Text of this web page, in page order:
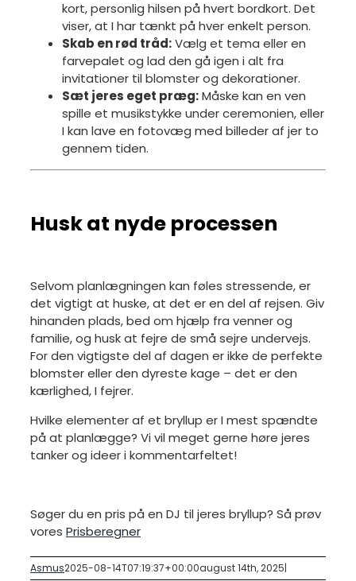
kort, personlig hilsen på hvert bordkort. Det
viser, at I har tænkt på hver enkelt person.
Skab en rød tråd:Vælg et tema eller en
farvepalet og lad den gå igen i alt fra
invitationer til blomster og dekorationer.
Sæt jeres eget præg:Måske kan en ven
spille et musikstykke under ceremonien, eller
I kan lave en fotovæg med billeder af jer to
gennem tiden.
Husk at nyde processen
Selvom planlægningen kan føles stressende, er
det vigtigt at huske, at det er en del af rejsen. Giv
hinanden plads, bed om hjælp fra venner og
familie, og husk at fejre de små sejre undervejs.
For den vigtigste del af dagen er ikke de perfekte
blomster eller den dyreste kage – det er den
kærlighed, I fejrer.
Hvilke elementer af et bryllup er I mest spændte
på at planlægge? Vi vil meget gerne høre jeres
tanker og ideer i kommentarfeltet!
Søger du en pris på en DJ til jeres bryllup? Så prøv
vores Prisberegner
Asmus2025-08-14T07:19:37+00:00august 14th, 2025|